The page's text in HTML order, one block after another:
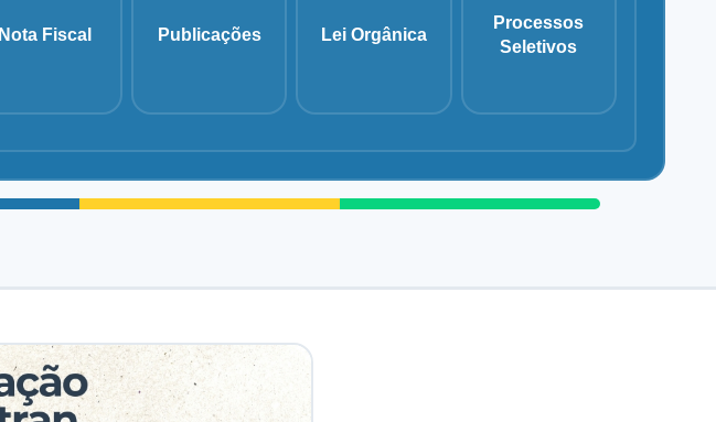
Nota Fiscal Publicações Lei Orgânica
Processos
Seletivos